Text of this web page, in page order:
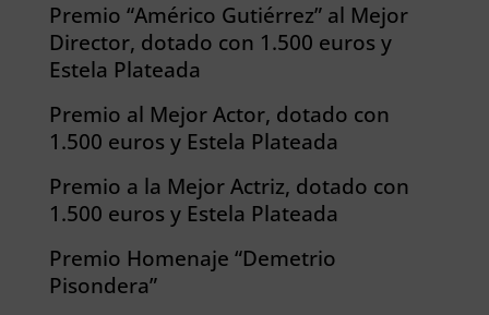
Premio “Américo Gutiérrez” al Mejor
Director, dotado con 1.500 euros y
Estela Plateada
Premio al Mejor Actor, dotado con
1.500 euros y Estela Plateada
Premio a la Mejor Actriz, dotado con
1.500 euros y Estela Plateada
Premio Homenaje “Demetrio
Pisondera”